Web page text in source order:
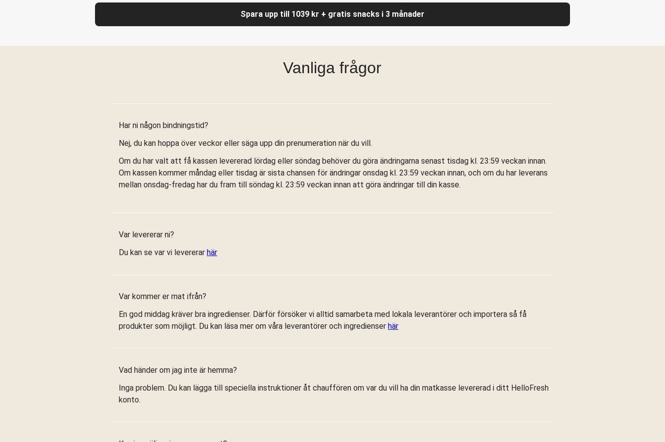
Spara upp till 1039 kr + gratis snacks i 3 månader
Vanliga frågor
Har ni någon bindningstid?
Nej, du kan hoppa över veckor eller säga upp din prenumeration när du vill.
Om du har valt att få kassen levererad lördag eller söndag behöver du göra ändringarna senast tisdag kl. 23:59 veckan innan.
Om kassen kommer måndag eller tisdag är sista chansen för ändringar onsdag kl. 23:59 veckan innan, och om du har leverans
mellan onsdag-fredag har du fram till söndag kl. 23:59 veckan innan att göra ändringar till din kasse.
Var levererar ni?
Du kan se var vi levererar här
Var kommer er mat ifrån?
En god middag kräver bra ingredienser. Därför försöker vi alltid samarbeta med lokala leverantörer och importera så få
produkter som möjligt. Du kan läsa mer om våra leverantörer och ingredienser här
Vad händer om jag inte är hemma?
Inga problem. Du kan lägga till speciella instruktioner åt chauffören om var du vill ha din matkasse levererad i ditt HelloFresh
konto.